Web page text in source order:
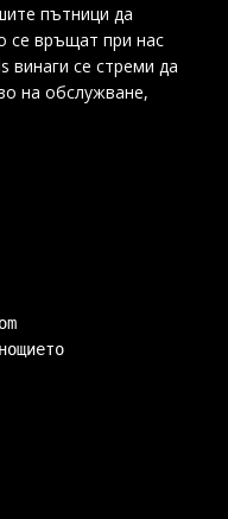
пътници да
се връщат при нас
винаги се стреми да
на обслужване,